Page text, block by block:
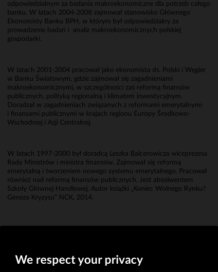
odpowiedzialnym za badania makroekonomiczne dla potrzeb całego
banku. W latach 2004-2008 zajmował stanowisko Głównego
Ekonomisty Banku BPH, w którym był odpowiedzialny za
prowadzenie badań i analiz makroekonomicznych polskiej
gospodarki.
W latach 2001-2004 pracował jako ekonomista ds. Polski i Węgier
w Banku Światowym, gdzie zajmował się zagadnieniami
makroekonomicznymi, w szczególności zaś reformą finansów
publicznych, polityką regionalną i klimatem inwestycyjnym.
Doradzał w zagadnieniach związanych z reformami emerytalnymi
i finansami publicznymi w krajach regionu Europy Środkowo-
Wschodniej i Azji Centralnej.
W latach 1997-2000 był doradcą Leszka Balcerowicza wiceprezesa
Rady Ministrów i ministra finansów. Zajmował się reformą
emerytalną i tworzeniem nowego systemu emerytalnego. Pracował
również nad reformą finansów publicznych. Jest absolwentem
Szkoły Głównej Handlowej. Autor książki „Koniec Wolnego Rynku?
Geneza Kryzysu” NCK, 2014.
We respect your privacy